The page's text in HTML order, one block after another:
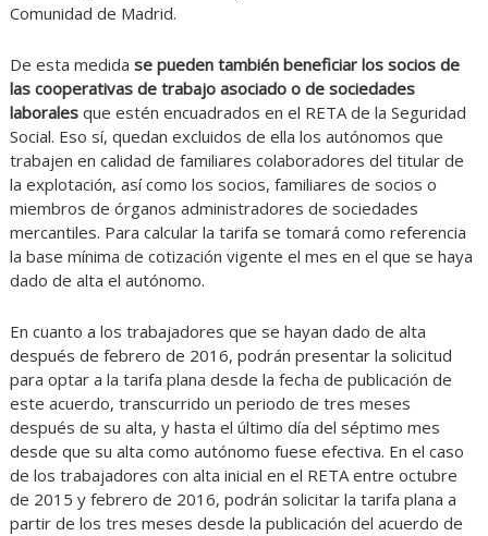
Comunidad de Madrid.
De esta medida se pueden también beneficiar los socios de
las cooperativas de trabajo asociado o de sociedades
laboralesque estén encuadrados en el RETA de la Seguridad
Social. Eso sí, quedan excluidos de ella los autónomos que
trabajen en calidad de familiares colaboradores del titular de
la explotación, así como los socios, familiares de socios o
miembros de órganos administradores de sociedades
mercantiles. Para calcular la tarifa se tomará como referencia
la base mínima de cotización vigente el mes en el que se haya
dado de alta el autónomo.
En cuanto a los trabajadores que se hayan dado de alta
después de febrero de 2016, podrán presentar la solicitud
para optar a la tarifa plana desde la fecha de publicación de
este acuerdo, transcurrido un periodo de tres meses
después de su alta, y hasta el último día del séptimo mes
desde que su alta como autónomo fuese efectiva. En el caso
de los trabajadores con alta inicial en el RETA entre octubre
de 2015 y febrero de 2016, podrán solicitar la tarifa plana a
partir de los tres meses desde la publicación del acuerdo de